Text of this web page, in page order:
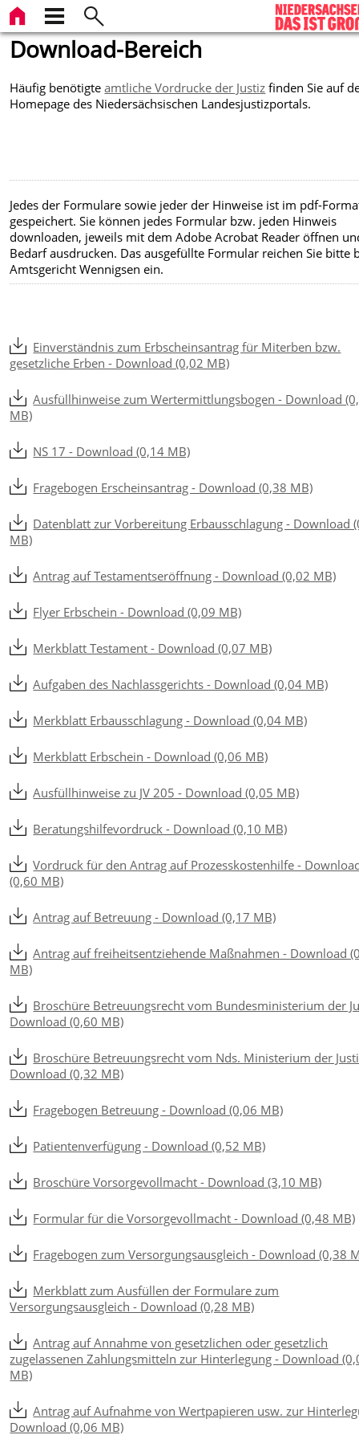
Download-Bereich
Häufig benötigteamtliche Vordrucke der Justiz finden Sie auf
Homepage des Niedersächsischen Landesjustizportals.
Jedes der Formulare sowie jeder der Hinweise ist im pdf-
gespeichert. Sie können jedes Formular bzw. jeden Hinweis
downloaden, jeweils mit dem Adobe Acrobat Reader öffnen
Bedarf ausdrucken. Das ausgefüllte Formular reichen Sie bitte
Amtsgericht Wennigsen ein.
Einverständnis zum Erbscheinsantrag für Miterben bzw.
gesetzliche Erben - Download (0,02 MB)
Ausfüllhinweise zum Wertermittlungsbogen - Download
MB)
NS 17 - Download (0,14 MB)
Fragebogen Erscheinsantrag - Download (0,38 MB)
Datenblatt zur Vorbereitung Erbausschlagung - Download
MB)
Antrag auf Testamentseröffnung - Download (0,02 MB)
Flyer Erbschein - Download (0,09 MB)
Merkblatt Testament - Download (0,07 MB)
Aufgaben des Nachlassgerichts - Download (0,04 MB)
Merkblatt Erbausschlagung - Download (0,04 MB)
Merkblatt Erbschein - Download (0,06 MB)
Ausfüllhinweise zu JV 205 - Download (0,05 MB)
Beratungshilfevordruck - Download (0,10 MB)
Vordruck für den Antrag auf Prozesskostenhilfe -
(0,60 MB)
Antrag auf Betreuung - Download (0,17 MB)
Antrag auf freiheitsentziehende Maßnahmen - Download
MB)
Broschüre Betreuungsrecht vom Bundesministerium der
Download (0,60 MB)
Broschüre Betreuungsrecht vom Nds. Ministerium der
Download (0,32 MB)
Fragebogen Betreuung - Download (0,06 MB)
Patientenverfügung - Download (0,52 MB)
Broschüre Vorsorgevollmacht - Download (3,10 MB)
Formular für die Vorsorgevollmacht - Download (0,48 MB)
Fragebogen zum Versorgungsausgleich - Download (0,38
Merkblatt zum Ausfüllen der Formulare zum
Versorgungsausgleich - Download (0,28 MB)
Antrag auf Annahme von gesetzlichen oder gesetzlich
zugelassenen Zahlungsmitteln zur Hinterlegung - Download
MB)
Antrag auf Aufnahme von Wertpapieren usw. zur
Download (0,06 MB)